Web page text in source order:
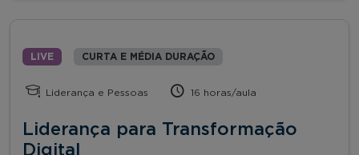
LIVE CURTA E MÉDIA DURAÇÃO
Liderança e Pessoas 16 horas/aula
Liderança para Transformação
Digital